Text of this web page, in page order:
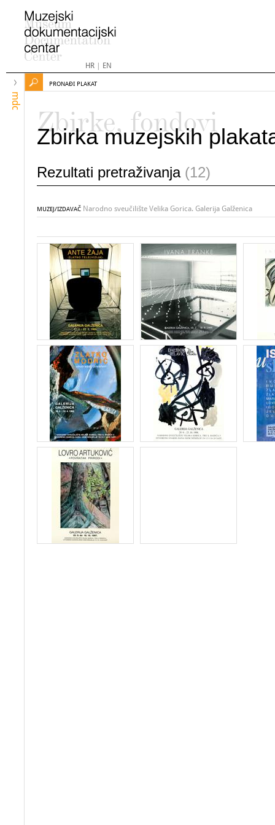
HR| EN
mdc
PRONAĐI PLAKAT
Zbirke, fondovi
Zbirka muzejskih
Rezultati pretraživanja (12)
MUZEJ/IZDAVAČ Narodno sveučilište Velika Gorica. Galerija Galženica